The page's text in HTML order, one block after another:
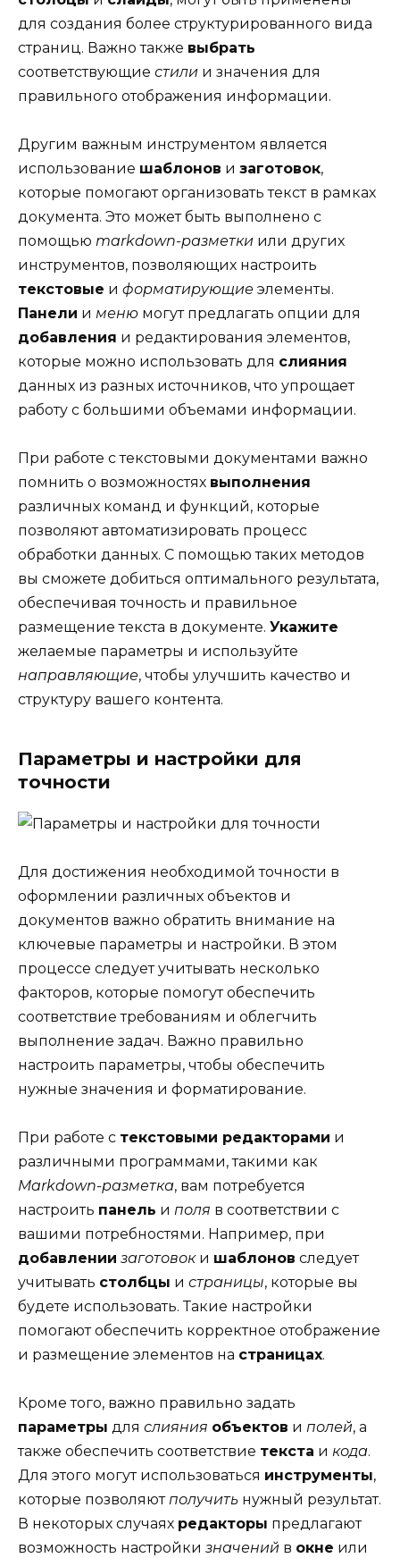
для создания более структурированного вида
страниц. Важно также выбрать
соответствующие стили и значения для
правильного отображения информации.
Другим важным инструментом является
использование шаблонов и заготовок,
которые помогают организовать текст в рамках
документа. Это может быть выполнено с
помощью markdown-разметки или других
инструментов, позволяющих настроить
текстовые и форматирующие элементы.
Панели и меню могут предлагать опции для
добавления и редактирования элементов,
которые можно использовать для слияния
данных из разных источников, что упрощает
работу с большими объемами информации.
При работе с текстовыми документами важно
помнить о возможностях выполнения
различных команд и функций, которые
позволяют автоматизировать процесс
обработки данных. С помощью таких методов
вы сможете добиться оптимального результата,
обеспечивая точность и правильное
размещение текста в документе. Укажите
желаемые параметры и используйте
направляющие, чтобы улучшить качество и
структуру вашего контента.
Параметры и настройки для
точности
Для достижения необходимой точности в
оформлении различных объектов и
документов важно обратить внимание на
ключевые параметры и настройки. В этом
процессе следует учитывать несколько
факторов, которые помогут обеспечить
соответствие требованиям и облегчить
выполнение задач. Важно правильно
настроить параметры, чтобы обеспечить
нужные значения и форматирование.
При работе с текстовыми редакторами и
различными программами, такими как
Markdown-разметка, вам потребуется
настроить панель и поля в соответствии с
вашими потребностями. Например, при
добавлении заготовоки шаблонов следует
учитывать столбцы и страницы, которые вы
будете использовать. Такие настройки
помогают обеспечить корректное отображение
и размещение элементов на страницах.
Кроме того, важно правильно задать
параметры для слияния объектов и полей, а
также обеспечить соответствие текста и кода.
Для этого могут использоваться инструменты,
которые позволяютполучить нужный результат.
В некоторых случаях редакторы предлагают
возможность настройки значений в окне или